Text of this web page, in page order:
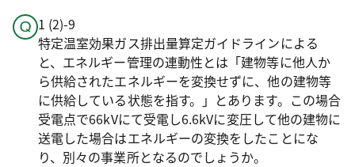
1 (2)-9
特定温室効果ガス排出量算定ガイドラインによる
と、エネルギー管理の連動性とは「建物等に他人か
ら供給されたエネルギーを変換せずに、他の建物等
に供給している状態を指す。」とあります。この場合
受電点で66kVにて受電し6.6kVに変圧して他の建物に
送電した場合はエネルギーの変換をしたことにな
り、別々の事業所となるのでしょうか。